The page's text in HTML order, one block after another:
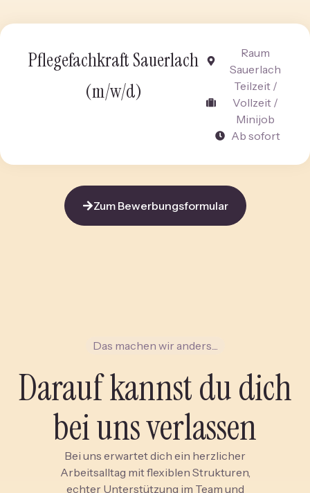
Pflegefachkraft Sauerlach
(m/w/d)
Raum
Sauerlach
Teilzeit /
Vollzeit /
Minijob
Ab sofort
Zum Bewerbungsformular
Das machen wir anders....
Darauf kannst du dich
bei uns verlassen
Bei uns erwartet dich ein herzlicher
Arbeitsalltag mit flexiblen Strukturen,
echter Unterstützung im Team und